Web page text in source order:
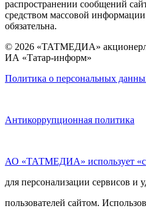
распространении сообщений
средством массовой
обязательна.
© 2026 «ТАТМЕДИА»
ИА «Татар-информ»
Политика о персональных
Антикоррупционная политика
АО «ТАТМЕДИА» использует
для персонализации сервисов и
пользователей сайтом.